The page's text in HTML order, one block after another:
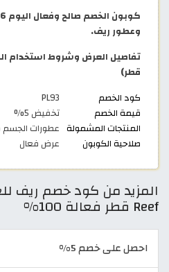
وعطور ريف.
تفاصيل العرض وشروط استخدام
قطر)
كود الخصم
PL93
قيمة الخصم
تخفيض 5%
المنتجات المشمولة عطورات الجسم
صلاحية الكوبون
عرض فعال
المزيد من كود خصم ريف
Reef قطر فعالة 100%
احصل على خصم 5%